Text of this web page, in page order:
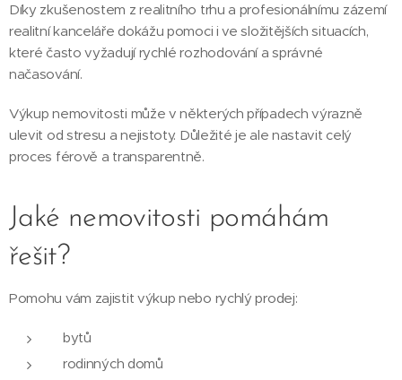
Díky zkušenostem z realitního trhu a profesionálnímu zázemí
realitní kanceláře dokážu pomoci i ve složitějších situacích,
které často vyžadují rychlé rozhodování a správné
načasování.
Výkup nemovitosti může v některých případech výrazně
ulevit od stresu a nejistoty. Důležité je ale nastavit celý
proces férově a transparentně.
Jaké nemovitosti pomáhám
řešit?
Pomohu vám zajistit výkup nebo rychlý prodej:
bytů
rodinných domů